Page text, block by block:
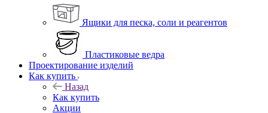
Ящики для песка, соли и реагентов
Пластиковые ведра
Проектирование изделий
Как купить
Назад
Как купить
Акции